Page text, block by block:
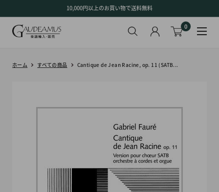
ン
10,000円以上のお買い物で送料無料
0
ホーム すべての商品 Cantique de Jean Racine, op. 11 (SATB...